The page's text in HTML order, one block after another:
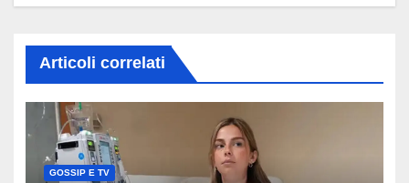
Articoli correlati
GOSSIP E TV